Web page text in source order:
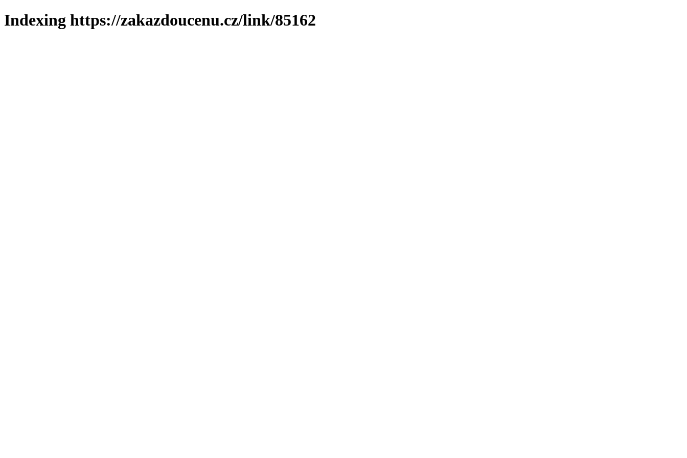
Indexing https://zakazdoucenu.cz/link/85162